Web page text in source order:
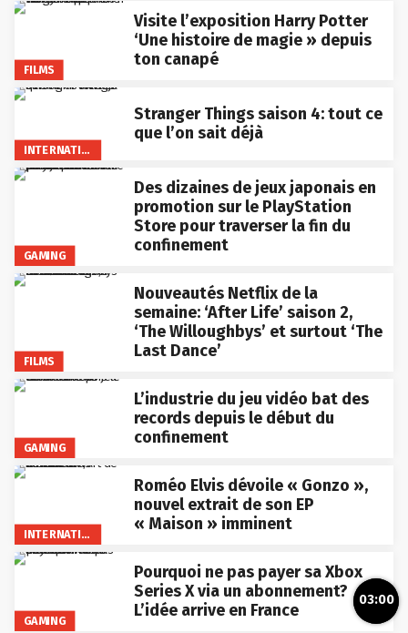
FILMS
Visite l’exposition Harry Potter
‘Une histoire de magie » depuis
ton canapé
INTERNATIONAL
Stranger Things saison 4: tout ce
que l’on sait déjà
GAMING
Des dizaines de jeux japonais en
promotion sur le PlayStation
Store pour traverser la fin du
confinement
FILMS
Nouveautés Netflix de la
semaine: ‘After Life’ saison 2,
‘The Willoughbys’ et surtout ‘The
Last Dance’
GAMING
L’industrie du jeu vidéo bat des
records depuis le début du
confinement
INTERNATIONAL
Roméo Elvis dévoile « Gonzo »,
nouvel extrait de son EP
« Maison » imminent
GAMING
Pourquoi ne pas payer sa Xbox
Series X via un abonnement?
L’idée arrive en France
03:00